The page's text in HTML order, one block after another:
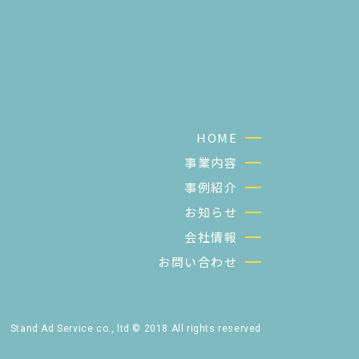
HOME
事業内容
事例紹介
お知らせ
会社情報
お問い合わせ
Stand Ad Service co., ltd © 2018 All rights reserved